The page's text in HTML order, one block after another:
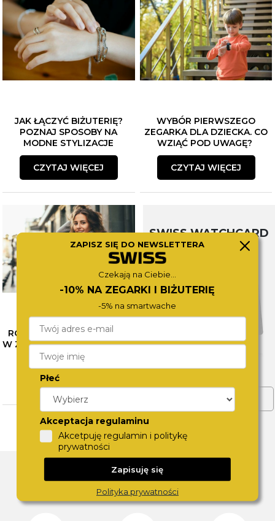
JAK ŁĄCZYĆ BIŻUTERIĘ?
POZNAJ SPOSOBY NA
MODNE STYLIZACJE
CZYTAJ WIĘCEJ
WYBÓR PIERWSZEGO
ZEGARKA DLA DZIECKA. CO
WZIĄĆ POD UWAGĘ?
CZYTAJ WIĘCEJ
RÓŻNE OBLICZA SZAROŚCI
W ZEGARKACH CALVIN KLEIN
– SPRAWDŹ NASZE
PROPOZYCJE
CZYTAJ WIĘCEJ
SWISS WATCHCARD
ZOBACZ WIĘCEJ
DLACZEGO SWISS?
ZAPISZ SIĘ DO NEWSLETTERA
Czekają na Ciebie...
-10% NA ZEGARKI I BIŻUTERIĘ
-5% na smartwache
Płeć
Akceptacja regulaminu
Akcetpuję regulamin i politykę
prywatności
Zapisuję się
Polityka prywatności